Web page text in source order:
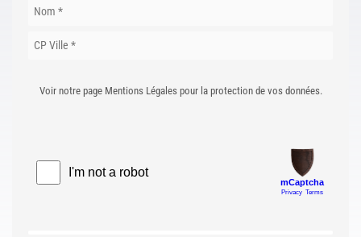
Voir notre page Mentions Légales pour la protection de vos données.